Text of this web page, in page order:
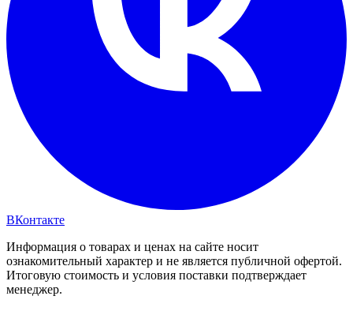
ВКонтакте
Информация о товарах и ценах на сайте носит
ознакомительный характер и не является публичной офертой.
Итоговую стоимость и условия поставки подтверждает
менеджер.